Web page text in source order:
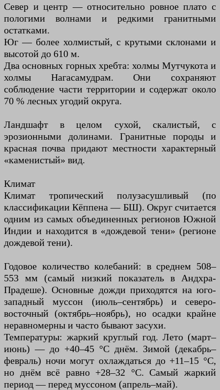
Север и центр — относительно ровное плато с
пологими волнами и редкими гранитными
остатками.
Юг — более холмистый, с крутыми склонами и
высотой до 610 м.
Два основных горных хребта: холмы Мутчукота и
холмы Нагасамудрам. Они сохраняют
соблюдение части территории и содержат около
70 % лесных угодий округа.
Ландшафт в целом сухой, скалистый, с
эрозионными долинами. Гранитные породы и
красная почва придают местности характерный
«каменистый» вид.
Климат
Климат тропический полузасушливый (по
классификации Кёппена — БШ). Округ считается
одним из самых объединенных регионов Южной
Индии и находится в «дождевой тени» (регионе
дождевой тени).
Годовое количество колебаний: в среднем 508–
553 мм (самый низкий показатель в Андхра-
Прадеше). Основные дожди приходятся на юго-
западный муссон (июль–сентябрь) и северо-
восточный (октябрь–ноябрь), но осадки крайне
неравномерны и часто бывают засухи.
Температуры: жаркий круглый год. Лето (март–
июнь) — до +40–45 °C днём. Зимой (декабрь–
февраль) ночи могут охлаждаться до +11–15 °C,
но днём всё равно +28–32 °C. Самый жаркий
период — перед муссоном (апрель–май).